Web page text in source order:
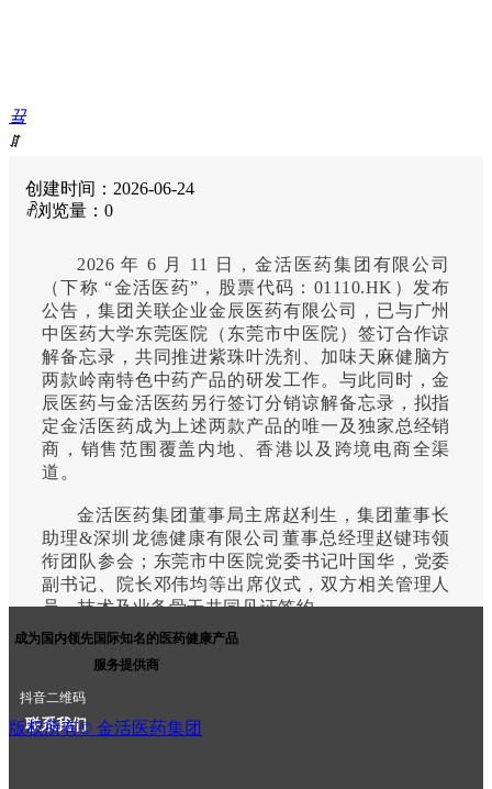
끀
ꁲ
首
页
活
金
活
健
康
之
家
投
资
关
系
金
活
金
联
系
我
中文
创建时间： 2026-06-24
ꄘ浏览量： 0
2026 年 6 月 11 日，金活医药集团有限公司
（下称 “金活医药”，股票代码：01110.HK）发布
公告，集团关联企业金辰医药有限公司，已与广州
中医药大学东莞医院（东莞市中医院）签订合作谅
解备忘录，共同推进紫珠叶洗剂、加味天麻健脑方
两款岭南特色中药产品的研发工作。与此同时，金
辰医药与金活医药另行签订分销谅解备忘录，拟指
定金活医药成为上述两款产品的唯一及独家总经销
商，销售范围覆盖内地、香港以及跨境电商全渠
道。
金活医药集团董事局主席赵利生，集团董事长
助理&深圳龙德健康有限公司董事总经理赵键玮领
衔团队参会；东莞市中医院党委书记叶国华，党委
副书记、院长邓伟均等出席仪式，双方相关管理人
员、技术及业务骨干共同见证签约。
签约仪式座谈会现场
紫珠叶洗剂是东莞当地应用已久的岭南特色中
药制剂，已在东莞市中医院院内投入使用，并积累
成为国内领先国际知名的医药健康产品
服务提供商
抖音二维码
联系我们
版权所有© 金活医药集团